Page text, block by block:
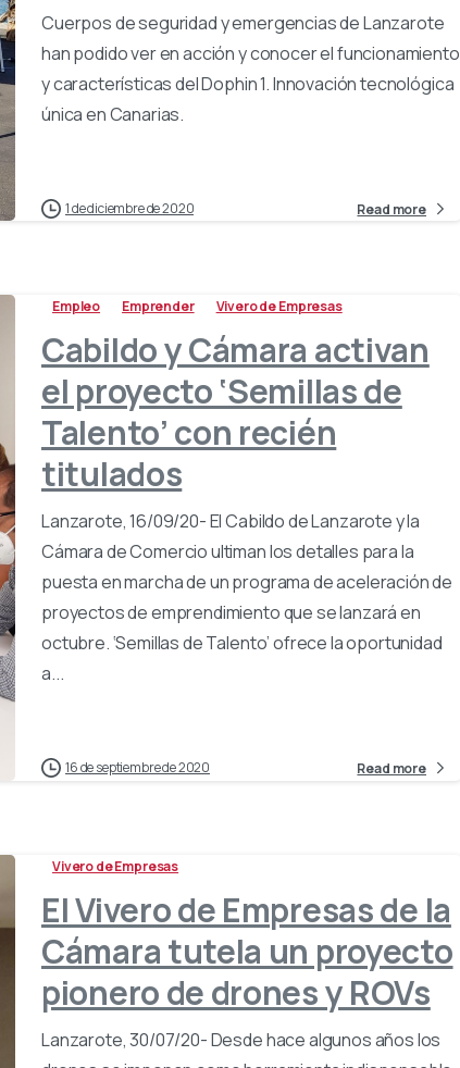
Cuerpos de seguridad y emergencias de Lanzarote
han podido ver en acción y conocer el funcionamiento
y características del Dophin 1. Innovación tecnológica
única en Canarias.
1 de diciembre de 2020 Read more
Empleo Emprender Vivero de Empresas
Cabildo y Cámara activan
el proyecto ‘Semillas de
Talento’ con recién
titulados
Lanzarote, 16/09/20- El Cabildo de Lanzarote y la
Cámara de Comercio ultiman los detalles para la
puesta en marcha de un programa de aceleración de
proyectos de emprendimiento que se lanzará en
octubre. ‘Semillas de Talento’ ofrece la oportunidad
a...
16 de septiembre de 2020 Read more
Vivero de Empresas
El Vivero de Empresas de la
Cámara tutela un proyecto
pionero de drones y ROVs
Lanzarote, 30/07/20- Desde hace algunos años los